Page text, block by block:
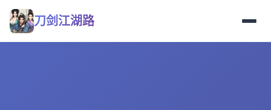
刀剑江湖路